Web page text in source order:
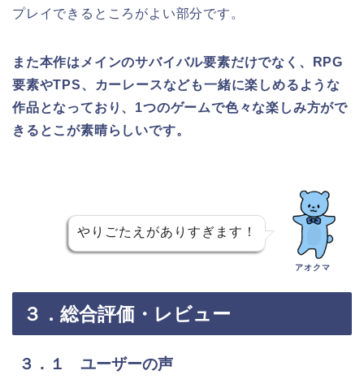
プレイできるところがよい部分です。
また本作はメインのサバイバル要素だけでなく、RPG
要素やTPS、カーレースなども一緒に楽しめるような
作品となっており、1つのゲームで色々な楽しみ方がで
きるとこが素晴らしいです。
やりごたえがありすぎます！
アオクマ
３．総合評価・レビュー
３．１ ユーザーの声